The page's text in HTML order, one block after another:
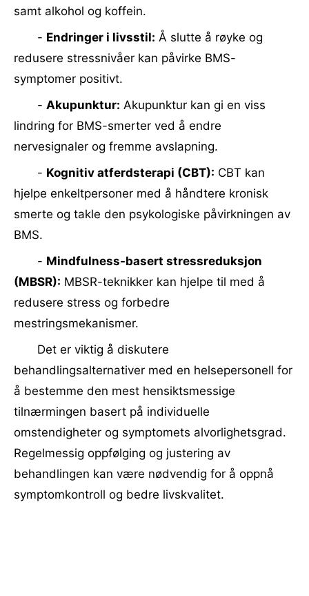
samt alkohol og koffein.
- Endringer i livsstil: Å slutte å røyke og
redusere stressnivåer kan påvirke BMS-
symptomer positivt.
- Akupunktur: Akupunktur kan gi en viss
lindring for BMS-smerter ved å endre
nervesignaler og fremme avslapning.
- Kognitiv atferdsterapi (CBT): CBT kan
hjelpe enkeltpersoner med å håndtere kronisk
smerte og takle den psykologiske påvirkningen av
BMS.
- Mindfulness-basert stressreduksjon
(MBSR): MBSR-teknikker kan hjelpe til med å
redusere stress og forbedre
mestringsmekanismer.
Det er viktig å diskutere
behandlingsalternativer med en helsepersonell for
å bestemme den mest hensiktsmessige
tilnærmingen basert på individuelle
omstendigheter og symptomets alvorlighetsgrad.
Regelmessig oppfølging og justering av
behandlingen kan være nødvendig for å oppnå
symptomkontroll og bedre livskvalitet.